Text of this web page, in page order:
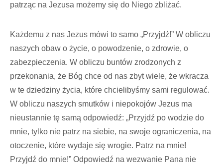
patrząc na Jezusa możemy się do Niego zbliżać.
Każdemu z nas Jezus mówi to samo „Przyjdź!” W obliczu
naszych obaw o życie, o powodzenie, o zdrowie, o
zabezpieczenia. W obliczu buntów zrodzonych z
przekonania, że Bóg chce od nas zbyt wiele, że wkracza
w te dziedziny życia, które chcielibyśmy sami regulować.
W obliczu naszych smutków i niepokojów Jezus ma
nieustannie tę samą odpowiedź: „Przyjdź po wodzie do
mnie, tylko nie patrz na siebie, na swoje ograniczenia, na
otoczenie, które wydaje się wrogie. Patrz na mnie!
Przyjdź do mnie!” Odpowiedź na wezwanie Pana nie